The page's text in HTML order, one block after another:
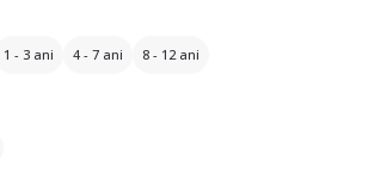
1 - 3 ani 4 - 7 ani 8 - 12 ani